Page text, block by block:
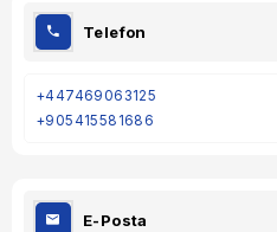
Telefon
+447469063125
+905415581686
E-Posta